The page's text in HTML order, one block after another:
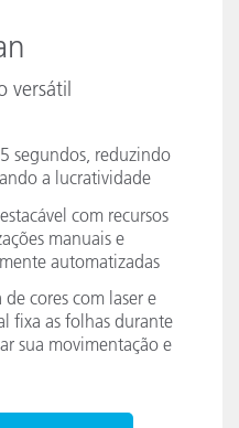
versátil
segundos, reduzindo
a lucratividade
com recursos
manuais e
automatizadas
cores com laser e
fixa as folhas durante
sua movimentação e